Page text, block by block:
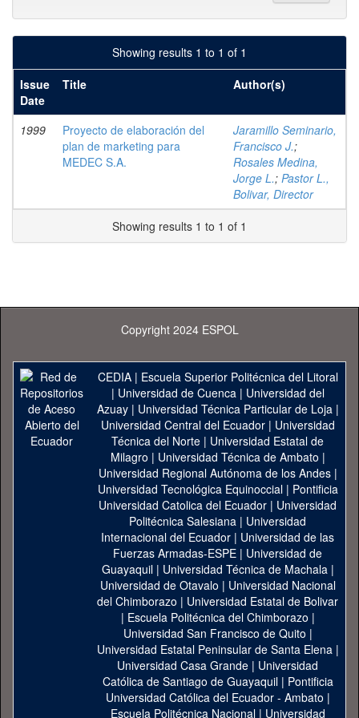
Showing results 1 to 1 of 1
Issue
Date
Title Author(s)
1999
Proyecto de elaboración del
plan de marketing para
MEDEC S.A.
Jaramillo Seminario,
Francisco J.;
Rosales Medina,
Jorge L.; Pastor L.,
Bolivar, Director
Showing results 1 to 1 of 1
Copyright 2024 ESPOL
CEDIA| Escuela Superior Politécnica del Litoral
| Universidad de Cuenca| Universidad del
Azuay| Universidad Técnica Particular de Loja|
Universidad Central del Ecuador| Universidad
Técnica del Norte | Universidad Estatal de
Milagro | Universidad Técnica de Ambato |
Universidad Regional Autónoma de los Andes|
Universidad Tecnológica Equinoccial| Pontificia
Universidad Catolica del Ecuador | Universidad
Politécnica Salesiana | Universidad
Internacional del Ecuador | Universidad de las
Fuerzas Armadas-ESPE | Universidad de
Guayaquil| Universidad Técnica de Machala|
Universidad de Otavalo | Universidad Nacional
del Chimborazo | Universidad Estatal de Bolivar
| Escuela Politécnica del Chimborazo |
Universidad San Francisco de Quito |
Universidad Estatal Peninsular de Santa Elena|
Universidad Casa Grande | Universidad
Católica de Santiago de Guayaquil| Pontificia
Universidad Católica del Ecuador - Ambato |
Escuela Politécnica Nacional| Universidad